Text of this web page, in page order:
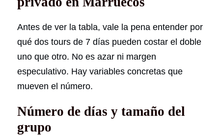
Antes de ver la tabla, vale la pena entender por
qué dos tours de 7 días pueden costar el doble
uno que otro. No es azar ni margen
especulativo. Hay variables concretas que
mueven el número.
Número de días y tamaño del
grupo